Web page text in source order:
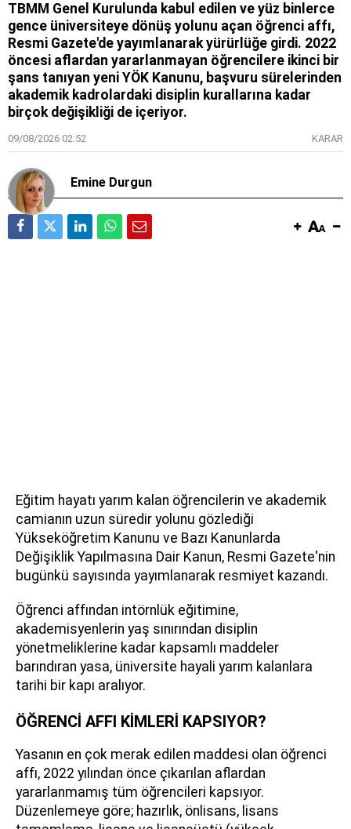
TBMM Genel Kurulunda kabul edilen ve yüz binlerce
gence üniversiteye dönüş yolunu açan öğrenci affı,
Resmi Gazete'de yayımlanarak yürürlüğe girdi. 2022
öncesi aflardan yararlanmayan öğrencilere ikinci bir
şans tanıyan yeni YÖK Kanunu, başvuru sürelerinden
akademik kadrolardaki disiplin kurallarına kadar
birçok değişikliği de içeriyor.
09/08/2026 02:52 KARAR
Emine Durgun
Eğitim hayatı yarım kalan öğrencilerin ve akademik
camianın uzun süredir yolunu gözlediği
Yükseköğretim Kanunu ve Bazı Kanunlarda
Değişiklik Yapılmasına Dair Kanun, Resmi Gazete'nin
bugünkü sayısında yayımlanarak resmiyet kazandı.
Öğrenci affından intörnlük eğitimine,
akademisyenlerin yaş sınırından disiplin
yönetmeliklerine kadar kapsamlı maddeler
barındıran yasa, üniversite hayali yarım kalanlara
tarihi bir kapı aralıyor.
ÖĞRENCİ AFFI KİMLERİ KAPSIYOR?
Yasanın en çok merak edilen maddesi olan öğrenci
affı, 2022 yılından önce çıkarılan aflardan
yararlanmamış tüm öğrencileri kapsıyor.
Düzenlemeye göre; hazırlık, önlisans, lisans